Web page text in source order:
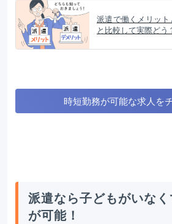
派遣で働くメリッ
と比較して実際どう
時短勤務が可能な求人を
派遣なら子どもがいな
が可能！